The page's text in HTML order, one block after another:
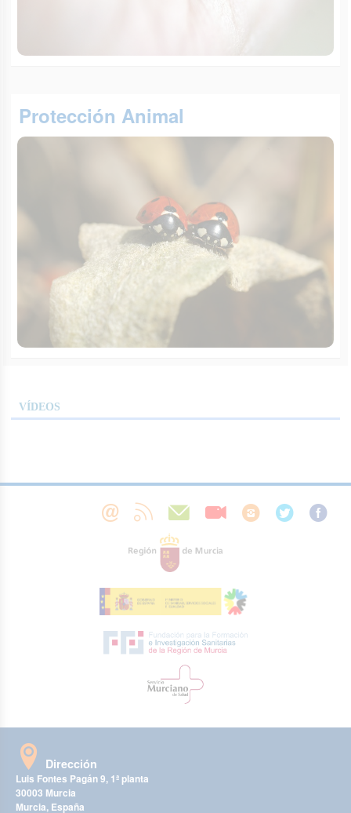
Protección Animal
VÍDEOS
Dirección
Luis Fontes Pagán 9, 1ª planta
30003 Murcia
Murcia, España